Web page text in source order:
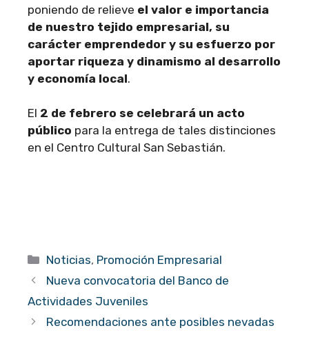
poniendo de relieve el valor e importancia
de nuestro tejido empresarial, su
carácter emprendedor y su esfuerzo por
aportar riqueza y dinamismo al desarrollo
y economía local.
El 2 de febrero se celebrará un acto
público para la entrega de tales distinciones
en el Centro Cultural San Sebastián.
Categorías
Noticias, Promoción Empresarial
Nueva convocatoria del Banco de
Actividades Juveniles
Recomendaciones ante posibles nevadas